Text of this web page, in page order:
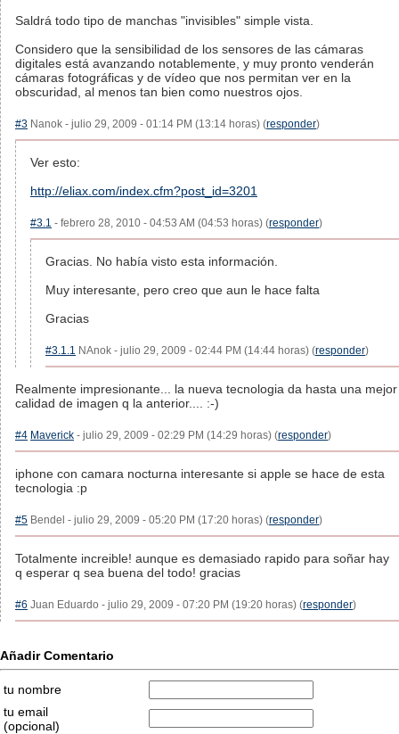
Saldrá todo tipo de manchas "invisibles" simple vista.
Considero que la sensibilidad de los sensores de las cámaras
digitales está avanzando notablemente, y muy pronto venderán
cámaras fotográficas y de vídeo que nos permitan ver en la
obscuridad, al menos tan bien como nuestros ojos.
#3 Nanok - julio 29, 2009 - 01:14 PM (13:14 horas) (responder)
Ver esto:
http://eliax.com/index.cfm?post_id=3201
#3.1 - febrero 28, 2010 - 04:53 AM (04:53 horas) (responder)
Gracias. No había visto esta información.
Muy interesante, pero creo que aun le hace falta
Gracias
#3.1.1 NAnok - julio 29, 2009 - 02:44 PM (14:44 horas) (responder)
Realmente impresionante... la nueva tecnologia da hasta una mejor
calidad de imagen q la anterior.... :-)
#4 Maverick - julio 29, 2009 - 02:29 PM (14:29 horas) (responder)
iphone con camara nocturna interesante si apple se hace de esta
tecnologia :p
#5 Bendel - julio 29, 2009 - 05:20 PM (17:20 horas) (responder)
Totalmente increible! aunque es demasiado rapido para soñar hay
q esperar q sea buena del todo! gracias
#6 Juan Eduardo - julio 29, 2009 - 07:20 PM (19:20 horas) (responder)
Añadir Comentario
tu nombre
tu email
(opcional)